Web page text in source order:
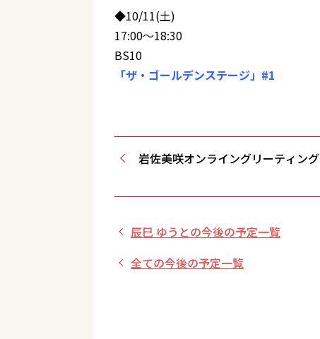
◆10/11(土)
17:00～18:30
BS10
「ザ・ゴールデンステージ」#1
岩佐美咲オンライングリーティング
辰巳 ゆうとの今後の予定一覧
全ての今後の予定一覧